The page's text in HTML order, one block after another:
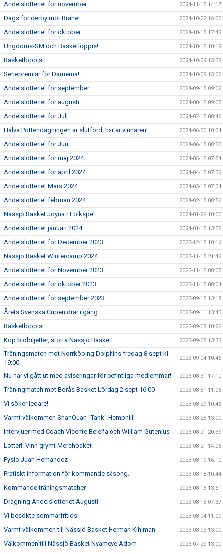
Andelslotteriet för november 2024-11-15 14:17
Dags för derby mot Brahe! 2024-10-22 16:00
Andelslotteriet för oktober 2024-10-15 17:42
Ungdoms-SM och Basketloppis! 2024-10-15 10:19
Basketloppis! 2024-10-09 15:39
Seriepremiär för Damerna! 2024-10-09 15:06
Andelslotteriet för september 2024-09-15 09:02
Andelslotteriet för augusti 2024-08-15 09:05
Andelslotteriet för Juli 2024-07-15 08:46
Halva Pottendagningen är slutförd, här är vinnaren! 2024-06-30 10:34
Andelslotteriet för Juni 2024-06-15 08:33
Andelslotteriet för maj 2024 2024-05-15 07:54
Andelslotteriet för april 2024 2024-04-15 07:36
Andelslotteriet Mars 2024 2024-03-15 07:34
Andelslotteriet februari 2024 2024-02-15 08:56
Nässjö Basket Joyna:r Folkspel 2024-01-26 10:00
Andelslotteriet januari 2024 2024-01-15 13:35
Andelslotteriet för December 2023 2023-12-15 10:16
Nässjö Basket Wintercamp 2024 2023-11-15 21:46
Andelslotteriet för November 2023 2023-11-15 08:05
Andelslotteriet för oktober 2023 2023-11-15 08:04
Andelslotteriet för september 2023 2023-09-15 13:18
Årets Svenska Cupen drar i gång 2023-09-11 13:40
Basketloppis! 2023-09-08 10:26
Köp biobiljetter, stötta Nässjö Basket 2023-09-05 13:33
Träningsmatch mot Norrköping Dolphins fredag 8 sept kl
19:00
2023-09-04 10:46
Nu har vi gått ut med aviseringar för befintliga medlemmar! 2023-08-31 17:10
Träningmatch mot Borås Basket Lördag 2 sept 16:00 2023-08-31 11:05
Vi söker ledare! 2023-08-29 10:46
Varmt välkommen ShanQuan "Tank" Hemphill! 2023-08-25 13:00
Intervjuer med Coach Vicente Beleña och William Gutenius 2023-08-21 20:39
Lotteri: Vinn grymt Merchpaket 2023-08-21 14:05
Fysio Juan Hernandez 2023-08-19 16:10
Pratiskt information för kommande säsong. 2023-08-18 10:44
Kommande träningsmatcher 2023-08-15 13:51
Dragning Andelslotteriet Augusti 2023-08-15 07:37
Vi besökte sommarfritids 2023-08-04 11:00
Varmt välkommen till Nässjö Basket Herman Kihlman 2023-08-03 13:00
Välkommen till Nässjö Basket Nyameye Adom 2023-07-29 13:00